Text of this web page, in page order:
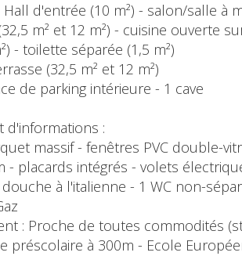
d'entrée (10 m²) - salon/salle à
m² et 12 m²) - cuisine ouverte
- toilette séparée (1,5 m²)
(32,5 m² et 12 m²)
de parking intérieure - 1 cave
d'informations :
massif - fenêtres PVC double-
- placards intégrés - volets
douche à l'italienne - 1 WC non-
: Proche de toutes commodités
préscolaire à 300m - Ecole